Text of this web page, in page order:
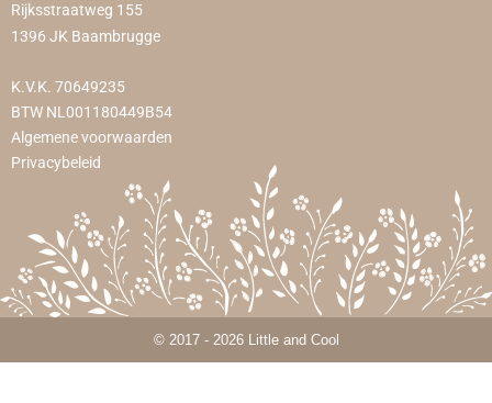
Rijksstraatweg 155
1396 JK Baambrugge
K.V.K. 70649235
BTW NL001180449B54
Algemene voorwaarden
Privacybeleid
© 2017 - 2026 Little and Cool